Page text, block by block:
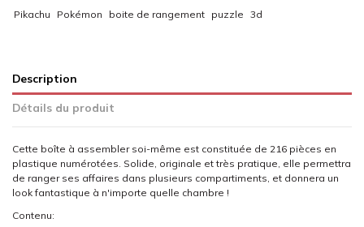
Pikachu Pokémon boite de rangement puzzle 3d
Description
Détails du produit
Cette boîte à assembler soi-même est constituée de 216 pièces en
plastique numérotées. Solide, originale et très pratique, elle permettra
de ranger ses affaires dans plusieurs compartiments, et donnera un
look fantastique à n'importe quelle chambre !
Contenu: